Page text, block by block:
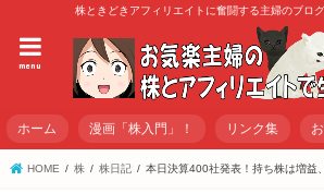
株ときどきアフィリエイトに奮闘する主婦のブロ
menu
ホーム 漫画「株入門」！ リンク集
HOME 株 株日記 本日決算400社発表！持ち株は増益